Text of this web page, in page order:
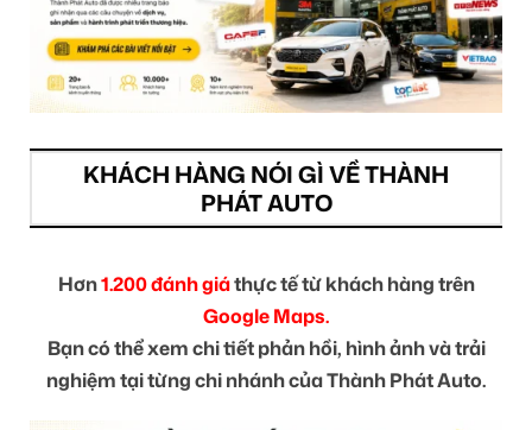
KHÁCH HÀNG NÓI GÌ VỀ THÀNH
PHÁT AUTO
Hơn1.200 đánh giáthực tế từ khách hàng trên
Google Maps.
Bạn có thể xem chi tiết phản hồi, hình ảnh và trải
nghiệm tại từng chi nhánh của Thành Phát Auto.